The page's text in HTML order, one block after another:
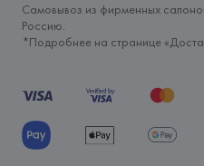
Самовывоз из фирменных
Россию.
*Подробнее на странице «